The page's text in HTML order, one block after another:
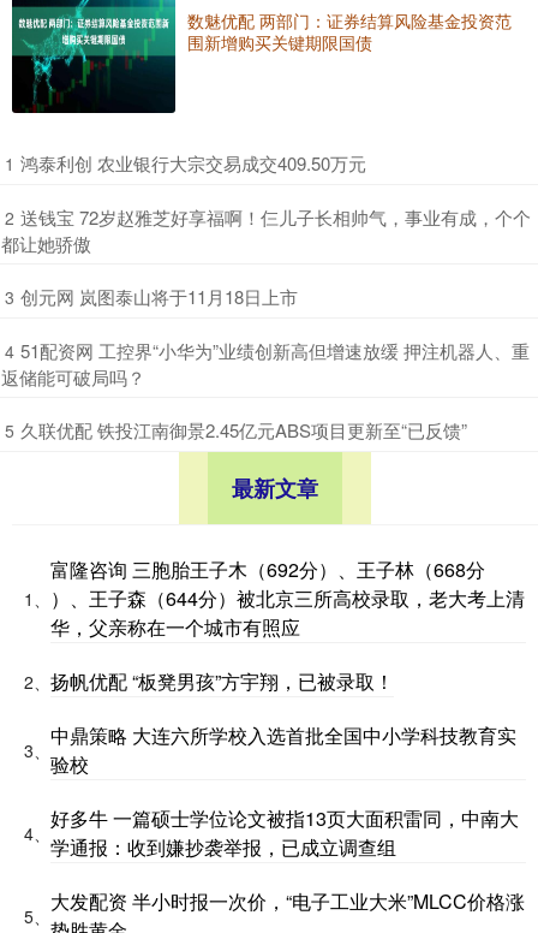
数魅优配 两部门：证券结算风险基金投资范
围新增购买关键期限国债
1 ​鸿泰利创 农业银行大宗交易成交409.50万元
2 ​送钱宝 72岁赵雅芝好享福啊！仨儿子长相帅气，事业有成，个个
都让她骄傲
3 ​创元网 岚图泰山将于11月18日上市
4 ​51配资网 工控界“小华为”业绩创新高但增速放缓 押注机器人、重
返储能可破局吗？
5 ​久联优配 铁投江南御景2.45亿元ABS项目更新至“已反馈”
最新文章
1、
富隆咨询 三胞胎王子木（692分）、王子林（668分
）、王子森（644分）被北京三所高校录取，老大考上清
华，父亲称在一个城市有照应
2、 扬帆优配 “板凳男孩”方宇翔，已被录取！
3、
中鼎策略 大连六所学校入选首批全国中小学科技教育实
验校
4、
好多牛 一篇硕士学位论文被指13页大面积雷同，中南大
学通报：收到嫌抄袭举报，已成立调查组
5、
大发配资 半小时报一次价，“电子工业大米”MLCC价格涨